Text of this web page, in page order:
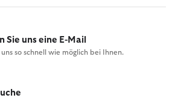
Sie uns eine E-Mail
so schnell wie möglich bei Ihnen.